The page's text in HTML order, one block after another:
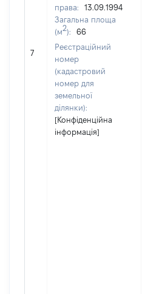
7
права:
13.09.1994
Загальна площа
(м2):
66
Реєстраційний
номер
(кадастровий
номер для
земельної
ділянки):
[Конфіденційна
інформація]